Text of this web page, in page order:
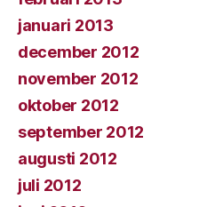
januari 2013
december 2012
november 2012
oktober 2012
september 2012
augusti 2012
juli 2012